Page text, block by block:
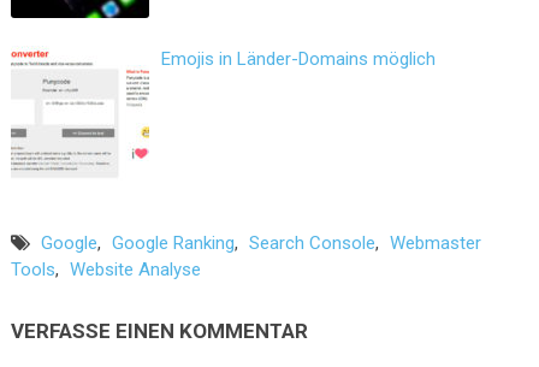
Emojis in Länder-Domains möglich
Google, Google Ranking, Search Console, Webmaster
Tools, Website Analyse
VERFASSE EINEN KOMMENTAR